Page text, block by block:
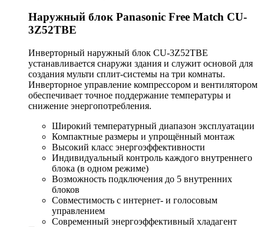
Наружный блок Panasonic Free Match CU-
3Z52TBE
Инверторный наружный блок CU-3Z52TBE
устанавливается снаружи здания и служит основой для
создания мульти сплит-системы на три комнаты.
Инверторное управление компрессором и вентилятором
обеспечивает точное поддержание температуры и
снижение энергопотребления.
Широкий температурный диапазон эксплуатации
Компактные размеры и упрощённый монтаж
Высокий класс энергоэффективности
Индивидуальный контроль каждого внутреннего
блока (в одном режиме)
Возможность подключения до 5 внутренних
блоков
Совместимость с интернет- и голосовым
управлением
Современный энергоэффективный хладагент